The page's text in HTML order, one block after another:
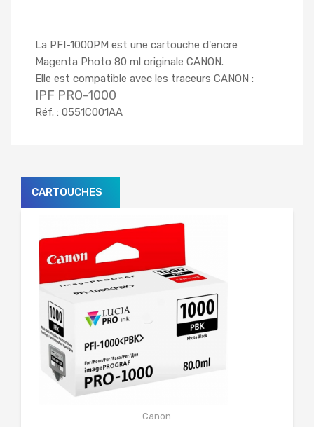
La PFI-1000PM est une cartouche d'encre
Magenta Photo 80 ml originale CANON.
Elle est compatible avec les traceurs CANON :
IPF PRO-1000
Réf. : 0551C001AA
CARTOUCHES
Canon